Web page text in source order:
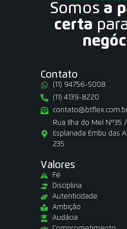
Somos a
certa
(11) 94756-5008
(11) 4139-8220
Rua Ilha do Mel Nº35
Esplanada Embu das
235
Contato
Fé
Disciplina
Autenticidade
Ambição
Audácia
Valores